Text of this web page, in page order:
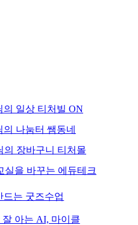
의 일상 티처빌 ON
의 나눔터 쌤동네
의 장바구니 티처몰
실을 바꾸는 에듀테크
드는 굿즈수업
아는 AI, 마이클